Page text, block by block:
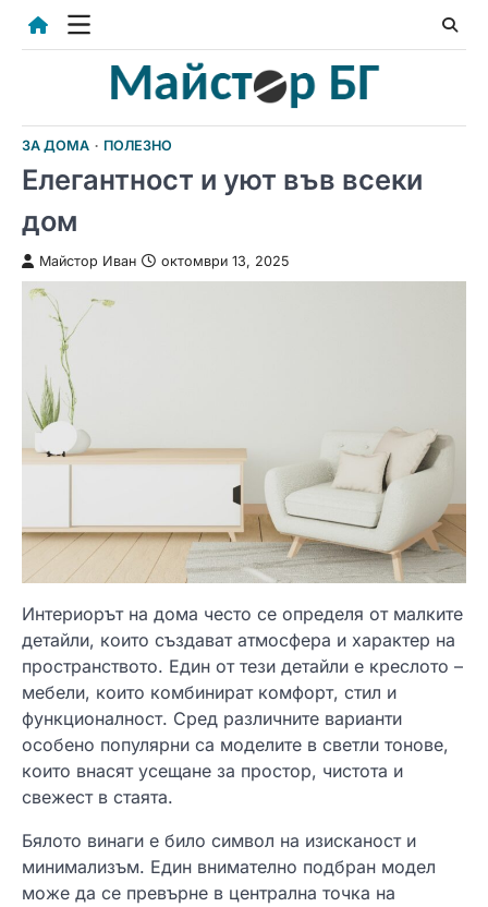
ЗА ДОМА ПОЛЕЗНО
Елегантност и уют във всеки
дом
Майстор Иван октомври 13, 2025
Интериорът на дома често се определя от малките
детайли, които създават атмосфера и характер на
пространството. Един от тези детайли е креслото –
мебели, които комбинират комфорт, стил и
функционалност. Сред различните варианти
особено популярни са моделите в светли тонове,
които внасят усещане за простор, чистота и
свежест в стаята.
Бялото винаги е било символ на изисканост и
минимализъм. Един внимателно подбран модел
може да се превърне в централна точка на